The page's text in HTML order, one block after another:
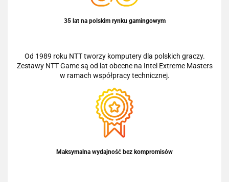
35 lat na polskim rynku gamingowym
Od 1989 roku NTT tworzy komputery dla polskich graczy.
Zestawy NTT Game są od lat obecne na Intel Extreme Masters
w ramach współpracy technicznej.
Maksymalna wydajność bez kompromisów